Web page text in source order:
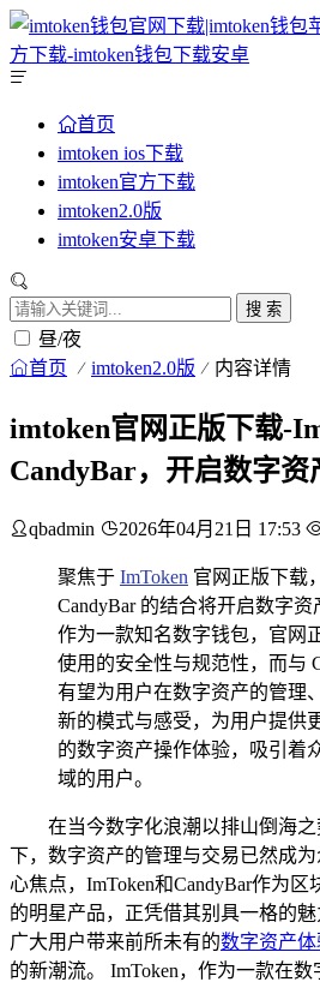
首页
imtoken ios下载
imtoken官方下载
imtoken2.0版
imtoken安卓下载
搜 索
昼/夜
首页 imtoken2.0版 内容详情
imtoken官网正版下载-
CandyBar，开启数字资
qbadmin 2026年04月21日 17:53
聚焦于 ImToken 官网正版下载
CandyBar 的结合将开启数字资
作为一款知名数字钱包，官网
使用的安全性与规范性，而与
有望为用户在数字资产的管理
新的模式与感受，为用户提供
的数字资产操作体验，吸引着
域的用户。
在当今数字化浪潮以排山倒海
下，数字资产的管理与交易已然成
心焦点，ImToken和CandyBar作为
的明星产品，正凭借其别具一格的
广大用户带来前所未有的数字资产体
的新潮流。 ImToken，作为一款在